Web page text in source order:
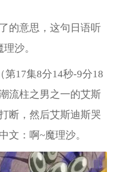
的意思，这句日语听
沙。
17集8分14秒-9分18
流柱之男之一的艾斯
断，然后艾斯迪斯哭
文：啊~魔理沙。